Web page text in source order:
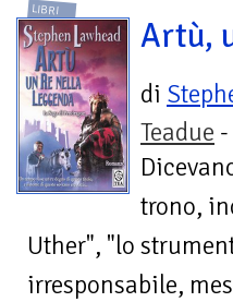
LIBRI
Artù,
di
Teadue
trono,
Uther", "lo
irresponsabile,